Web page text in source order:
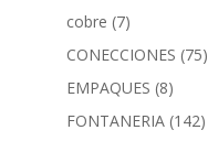
cobre (7)
CONECCIONES (75)
EMPAQUES (8)
FONTANERIA (142)